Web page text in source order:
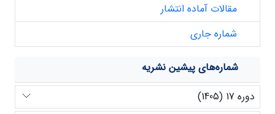
مقالات آماده انتشار
شماره جاری
شماره‌های پیشین نشریه
دوره 17 (1405)